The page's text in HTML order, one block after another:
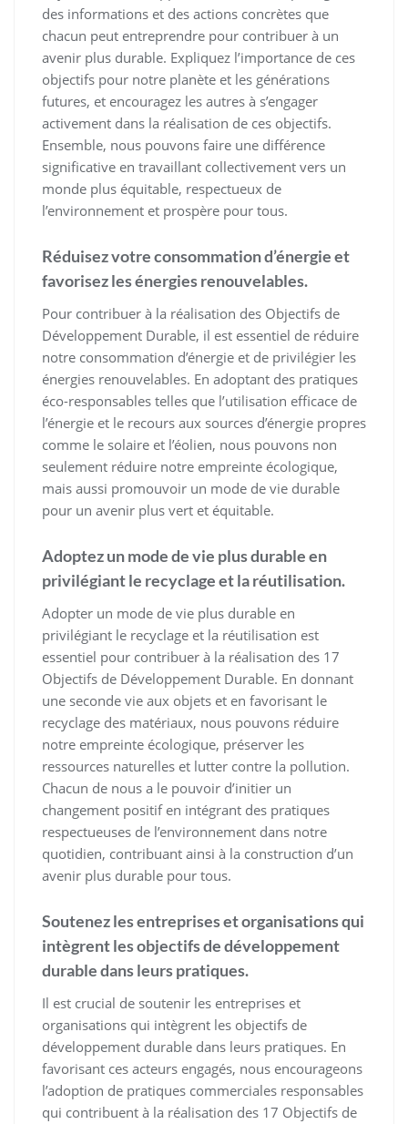
des informations et des actions concrètes que
chacun peut entreprendre pour contribuer à un
avenir plus durable. Expliquez l’importance de ces
objectifs pour notre planète et les générations
futures, et encouragez les autres à s’engager
activement dans la réalisation de ces objectifs.
Ensemble, nous pouvons faire une différence
significative en travaillant collectivement vers un
monde plus équitable, respectueux de
l’environnement et prospère pour tous.
Réduisez votre consommation d’énergie et
favorisez les énergies renouvelables.
Pour contribuer à la réalisation des Objectifs de
Développement Durable, il est essentiel de réduire
notre consommation d’énergie et de privilégier les
énergies renouvelables. En adoptant des pratiques
éco-responsables telles que l’utilisation efficace de
l’énergie et le recours aux sources d’énergie propres
comme le solaire et l’éolien, nous pouvons non
seulement réduire notre empreinte écologique,
mais aussi promouvoir un mode de vie durable
pour un avenir plus vert et équitable.
Adoptez un mode de vie plus durable en
privilégiant le recyclage et la réutilisation.
Adopter un mode de vie plus durable en
privilégiant le recyclage et la réutilisation est
essentiel pour contribuer à la réalisation des 17
Objectifs de Développement Durable. En donnant
une seconde vie aux objets et en favorisant le
recyclage des matériaux, nous pouvons réduire
notre empreinte écologique, préserver les
ressources naturelles et lutter contre la pollution.
Chacun de nous a le pouvoir d’initier un
changement positif en intégrant des pratiques
respectueuses de l’environnement dans notre
quotidien, contribuant ainsi à la construction d’un
avenir plus durable pour tous.
Soutenez les entreprises et organisations qui
intègrent les objectifs de développement
durable dans leurs pratiques.
Il est crucial de soutenir les entreprises et
organisations qui intègrent les objectifs de
développement durable dans leurs pratiques. En
favorisant ces acteurs engagés, nous encourageons
l’adoption de pratiques commerciales responsables
qui contribuent à la réalisation des 17 Objectifs de